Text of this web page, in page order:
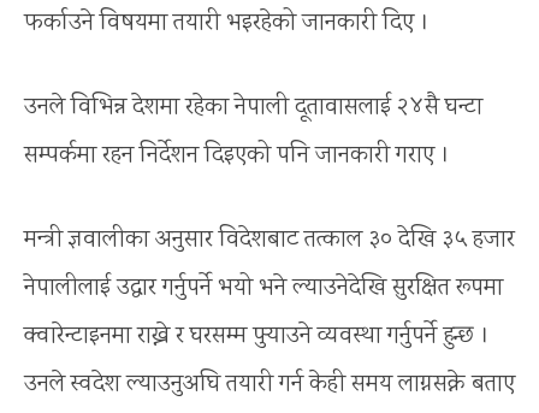
फर्काउने विषयमा तयारी भइरहेको जानकारी दिए ।
उनले विभिन्न देशमा रहेका नेपाली दूतावासलाई २४सै घन्टा
सम्पर्कमा रहन निर्देशन दिइएको पनि जानकारी गराए ।
मन्त्री ज्ञवालीका अनुसार विदेशबाट तत्काल ३० देखि ३५ हजार
नेपालीलाई उद्धार गर्नुपर्ने भयो भने ल्याउनेदेखि सुरक्षित रूपमा
क्वारेन्टाइनमा राख्ने र घरसम्म पुर्‍याउने व्यवस्था गर्नुपर्ने हुन्छ ।
उनले स्वदेश ल्याउनुअघि तयारी गर्न केही समय लाग्नसक्ने बताए